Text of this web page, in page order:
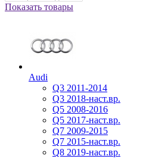
Показать товары
Audi
Q3 2011-2014
Q3 2018-наст.вр.
Q5 2008-2016
Q5 2017-наст.вр.
Q7 2009-2015
Q7 2015-наст.вр.
Q8 2019-наст.вр.